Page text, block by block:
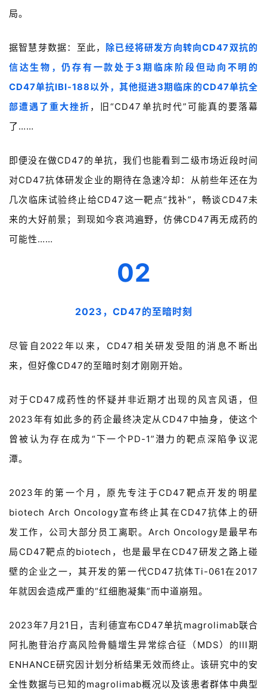
局。
据智慧芽数据：至此， 除已经将研发方向转向CD47双抗的
信达生物，仍存有一款处于3期临床阶段但动向不明的
CD47单抗IBI-188以外，其他挺进3期临床的CD47单抗全
部遭遇了重大挫折 ，旧“CD47单抗时代”可能真的要落幕
了……
即便没在做CD47的单抗，我们也能看到二级市场近段时间
对CD47抗体研发企业的期待在急速冷却：从前些年还在为
几次临床试验终止给CD47这一靶点“找补”，畅谈CD47未
来的大好前景；到现如今哀鸿遍野，仿佛CD47再无成药的
可能性……
02
2023，CD47的至暗时刻
尽管自2022年以来，CD47相关研发受阻的消息不断出
来，但好像CD47的至暗时刻才刚刚开始。
对于CD47成药性的怀疑并非近期才出现的风言风语，但
2023年有如此多的药企最终决定从CD47中抽身，使这个
曾被认为存在成为“下一个PD-1”潜力的靶点深陷争议泥
潭。
2023年的第一个月，原先专注于CD47靶点开发的明星
biotech Arch Oncology宣布终止其在CD47抗体上的研
发工作，公司大部分员工离职。Arch Oncology是最早布
局CD47靶点的biotech，也是最早在CD47研发之路上碰
壁的企业之一，其开发的第一代CD47抗体Ti-061在2017
年就因会造成严重的“红细胞凝集”而中道崩殂。
2023年7月21日，吉利德宣布CD47单抗magrolimab联合
阿扎胞苷治疗高风险骨髓增生异常综合征（MDS）的III期
ENHANCE研究因计划分析结果无效而终止。该研究中的安
全性数据与已知的magrolimab概况以及该患者群体中典型